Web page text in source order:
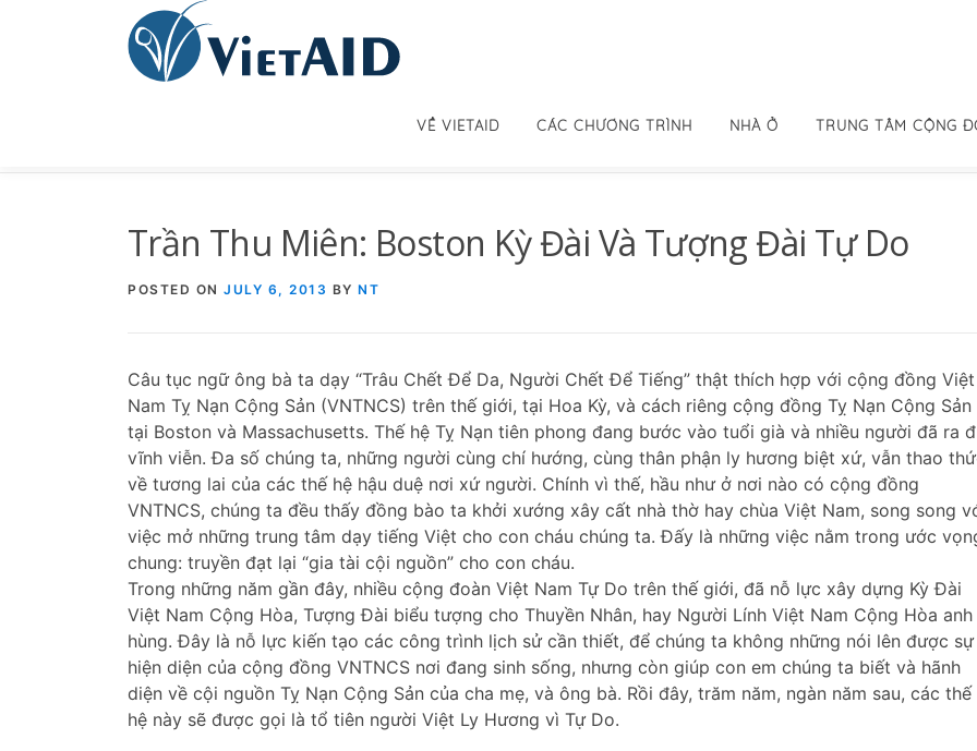
VỀ VIETAID CÁC CHƯƠNG TRÌNH NHÀ Ở TRUNG TÂM CỘNG
Trần Thu Miên: Boston Kỳ Đài Và Tượng Đài Tự Do
POSTED ON JULY 6, 2013 BY NT
Câu tục ngữ ông bà ta dạy “Trâu Chết Để Da, Người Chết Để Tiếng” thật thích hợp với cộng đồng Việt
Nam Tỵ Nạn Cộng Sản (VNTNCS) trên thế giới, tại Hoa Kỳ, và cách riêng cộng đồng Tỵ Nạn Cộng Sản
tại Boston và Massachusetts. Thế hệ Tỵ Nạn tiên phong đang bước vào tuổi già và nhiều người đã ra
vĩnh viễn. Đa số chúng ta, những người cùng chí hướng, cùng thân phận ly hương biệt xứ, vẫn thao
về tương lai của các thế hệ hậu duệ nơi xứ người. Chính vì thế, hầu như ở nơi nào có cộng đồng
VNTNCS, chúng ta đều thấy đồng bào ta khởi xướng xây cất nhà thờ hay chùa Việt Nam, song song
việc mở những trung tâm dạy tiếng Việt cho con cháu chúng ta. Đấy là những việc nằm trong ước
chung: truyền đạt lại “gia tài cội nguồn” cho con cháu.
Trong những năm gần đây, nhiều cộng đoàn Việt Nam Tự Do trên thế giới, đã nỗ lực xây dựng Kỳ Đài
Việt Nam Cộng Hòa, Tượng Đài biểu tượng cho Thuyền Nhân, hay Người Lính Việt Nam Cộng Hòa anh
hùng. Đây là nỗ lực kiến tạo các công trình lịch sử cần thiết, để chúng ta không những nói lên được sự
hiện diện của cộng đồng VNTNCS nơi đang sinh sống, nhưng còn giúp con em chúng ta biết và hãnh
diện về cội nguồn Tỵ Nạn Cộng Sản của cha mẹ, và ông bà. Rồi đây, trăm năm, ngàn năm sau, các thế
hệ này sẽ được gọi là tổ tiên người Việt Ly Hương vì Tự Do.